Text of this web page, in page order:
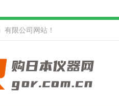
有限公司网站！